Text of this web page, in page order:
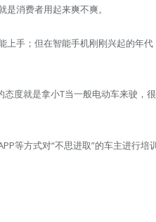
消费者用起来爽不爽。
手；但在智能手机刚刚兴起的年
度就是拿小T当一般电动车来驶，
等方式对“不思进取”的车主进行